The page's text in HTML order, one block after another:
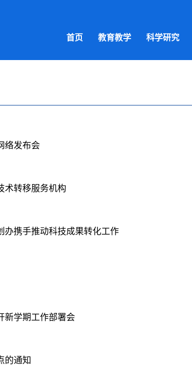
首页 教育教学 科学研究
络发布会
术转移服务机构
办携手推动科技成果转化工作
新学期工作部署会
的通知